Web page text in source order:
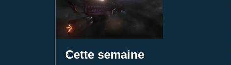
Cette semaine